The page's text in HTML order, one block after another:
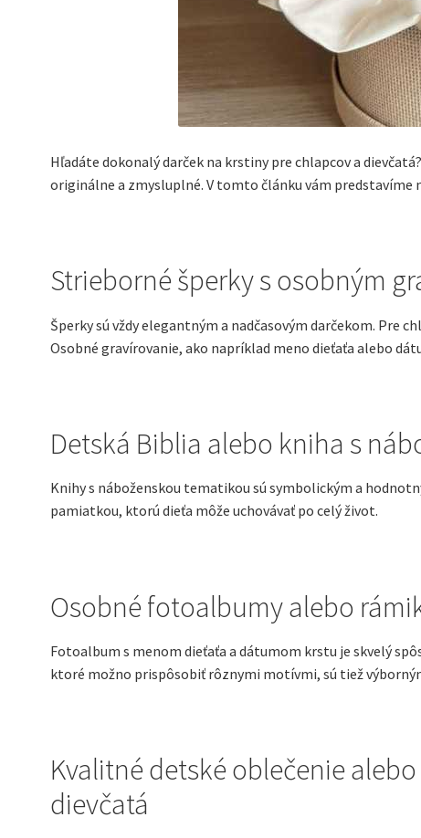
Hľadáte dokonalý darček na krstiny pre chlapcov a
originálne a zmysluplné. V tomto článku vám predstavíme
Strieborné šperky s osobným
Šperky sú vždy elegantným a nadčasovým darčekom. Pre
Osobné gravírovanie, ako napríklad meno dieťaťa alebo
Detská Biblia alebo kniha s
Knihy s náboženskou tematikou sú symbolickým a
pamiatkou, ktorú dieťa môže uchovávať po celý život.
Osobné fotoalbumy alebo
Fotoalbum s menom dieťaťa a dátumom krstu je skvelý
ktoré možno prispôsobiť rôznymi motívmi, sú tiež
Kvalitné detské oblečenie
dievčatá